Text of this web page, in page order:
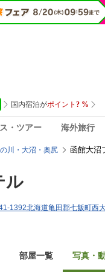
・ツアー 海外旅行
川・大沼・奥尻 函館大沼
ル
1392北海道亀田郡七飯町西
部屋一覧 写真・